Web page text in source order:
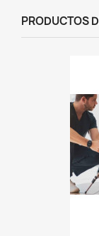
PRODUCTOS